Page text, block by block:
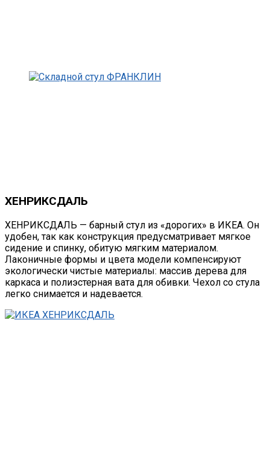
ХЕНРИКСДАЛЬ
ХЕНРИКСДАЛЬ — барный стул из «дорогих» в ИКЕА. Он
удобен, так как конструкция предусматривает мягкое
сидение и спинку, обитую мягким материалом.
Лаконичные формы и цвета модели компенсируют
экологически чистые материалы: массив дерева для
каркаса и полиэстерная вата для обивки. Чехол со стула
легко снимается и надевается.